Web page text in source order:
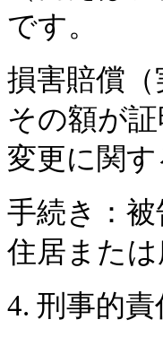
です。
損害賠償
その額が
変更に関
手続き：
住居また
4. 刑事的責